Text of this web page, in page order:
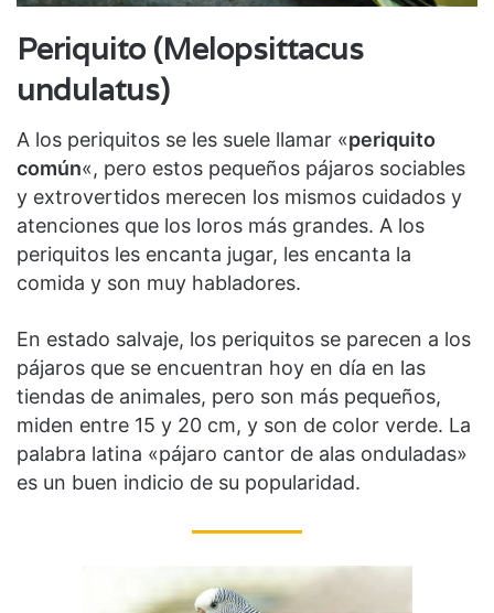
Periquito (Melopsittacus
undulatus)
A los periquitos se les suele llamar «periquito
común«, pero estos pequeños pájaros sociables
y extrovertidos merecen los mismos cuidados y
atenciones que los loros más grandes. A los
periquitos les encanta jugar, les encanta la
comida y son muy habladores.
En estado salvaje, los periquitos se parecen a los
pájaros que se encuentran hoy en día en las
tiendas de animales, pero son más pequeños,
miden entre 15 y 20 cm, y son de color verde. La
palabra latina «pájaro cantor de alas onduladas»
es un buen indicio de su popularidad.